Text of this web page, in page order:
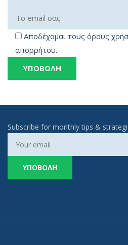
Αποδέχομαι τους όρους
απορρήτου.
Subscribe for monthly tips &